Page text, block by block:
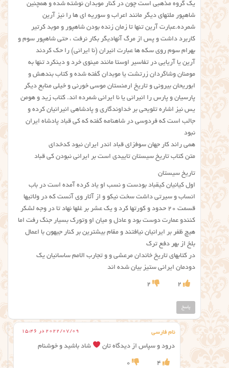
یک گروه مذهبی است چون در کنار موبدان نوشته شده و همچنین
شاهپور ملتهای دیگر مانند اعراب و سوریه ای ها را نیز آرین
شمرده.عبارت آرین تنها تا زمان زنده بودن شاهپور و موبد کرتیر
کاربرد داشت و پس از مرگ آنهادیگر بکار نرفت ، حتی شاهپور سوم و
بهرام سوم روی سکه ها عبارت انیران (نا ایرانی) را حک کردند
آرین یا آریایی در تفاسیر اوستا مانند مینوی خرد و دینکرد تنها به
مومنان وشاگردان زرتشت یا موبدان گفته شده و کتاب بندهش و
ابوریحان بیرونی و تاریخ ارمنستان موسی خورنی و خیلی منابع دیگر
پارسیان و پارس را انیرانی یا نا ایرانی شمرده اند. کتاب زید و هومن
یس نیز اشاره تلویحی بر خداوندگاری و پادشاهی انیرانیان کرده و
جالب است که فردوسی در شاهنامه گفته که کی قباد پادشاه ایران
نبود
همي راند کار جهان سوفزاي قباد اندر ایران نبود کدخدای
متن کتاب تاریخ سیستان تاییدی است بر ایرانی نبودن کی قباد
تاریخ سیستان
اول کیانیان کیقباد بودست و نسب او یاد کرده آمده است در باب
انساب و سیرتی داشت سخت نیکو و از آثار وی آنست که در ولاتیها
قسمت ۲۰ حدود و کورتها کرد و یک عشر بر غلها نهاد تا در وجه لشکر
کنندو عمارت دوست بود و عادل و میان او وتورک بسیار جنگ رفت اما
هیچ ظفر بر ایرانیان نیافتند و مقام بیشترین بر کنار جیهون با اعمال
بلخ از بهر دفع ترک
در کتابهای تاریخ خاندان مرعشی و و تجارب الامم ساسانیان یک
دودمان ایرانی ستیز بیان شده اند
2
2
پاسخ
نام فارسی 2022/07/09 در 15:46
درود و سپاس از دیدگاه تان شاد باشید و خوشنام
4
0